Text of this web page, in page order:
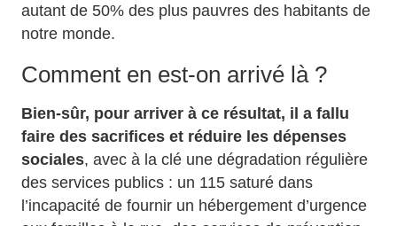
autant de 50% des plus pauvres des habitants de
notre monde.
Comment en est-on arrivé là ?
Bien-sûr, pour arriver à ce résultat, il a fallu
faire des sacrifices et réduire les dépenses
sociales, avec à la clé une dégradation régulière
des services publics : un 115 saturé dans
l’incapacité de fournir un hébergement d’urgence